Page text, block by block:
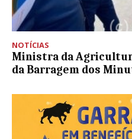
NOTÍCIAS
Ministra da
da Barragem dos